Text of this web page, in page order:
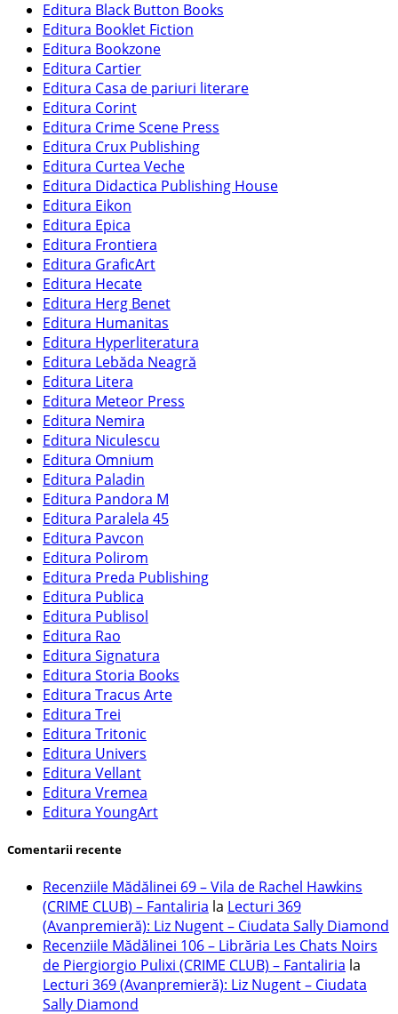
Editura Black Button Books
Editura Booklet Fiction
Editura Bookzone
Editura Cartier
Editura Casa de pariuri literare
Editura Corint
Editura Crime Scene Press
Editura Crux Publishing
Editura Curtea Veche
Editura Didactica Publishing House
Editura Eikon
Editura Epica
Editura Frontiera
Editura GraficArt
Editura Hecate
Editura Herg Benet
Editura Humanitas
Editura Hyperliteratura
Editura Lebăda Neagră
Editura Litera
Editura Meteor Press
Editura Nemira
Editura Niculescu
Editura Omnium
Editura Paladin
Editura Pandora M
Editura Paralela 45
Editura Pavcon
Editura Polirom
Editura Preda Publishing
Editura Publica
Editura Publisol
Editura Rao
Editura Signatura
Editura Storia Books
Editura Tracus Arte
Editura Trei
Editura Tritonic
Editura Univers
Editura Vellant
Editura Vremea
Editura YoungArt
Comentarii recente
Recenziile Mădălinei 69 – Vila de Rachel Hawkins
(CRIME CLUB) – Fantaliria la Lecturi 369
(Avanpremieră): Liz Nugent – Ciudata Sally Diamond
Recenziile Mădălinei 106 – Librăria Les Chats Noirs
de Piergiorgio Pulixi (CRIME CLUB) – Fantaliria la
Lecturi 369 (Avanpremieră): Liz Nugent – Ciudata
Sally Diamond